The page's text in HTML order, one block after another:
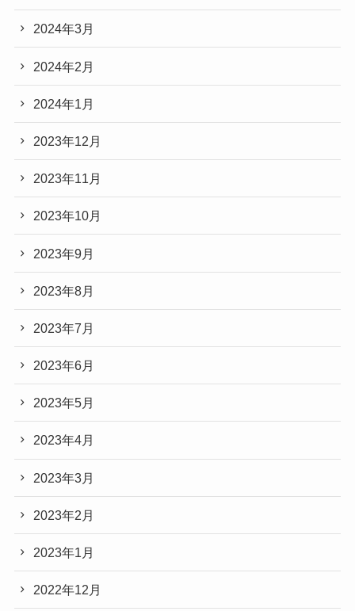
2024年3月
2024年2月
2024年1月
2023年12月
2023年11月
2023年10月
2023年9月
2023年8月
2023年7月
2023年6月
2023年5月
2023年4月
2023年3月
2023年2月
2023年1月
2022年12月